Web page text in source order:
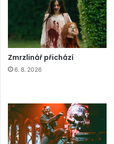
Zmrzlinář přichází
6. 8. 2026